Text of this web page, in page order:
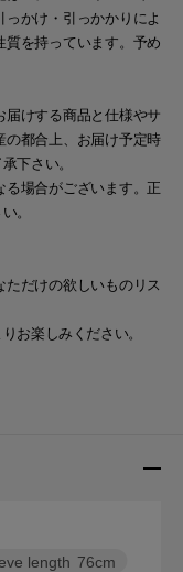
かけ・引っかかりによ
質を持っています。予め
けする商品と仕様やサ
の都合上、お届け予定時
下さい。
場合がございます。正
。
だけの欲しいものリス
お楽しみください。
length 76cm